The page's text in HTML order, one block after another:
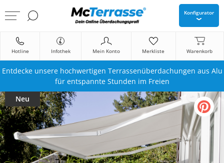
Konfigurator
Hotline Infothek Mein Konto Merkliste Warenkorb
Entdecke unsere hochwertigen Terrassenüberdachungen aus Alu
für entspannte Stunden im Freien
Neu